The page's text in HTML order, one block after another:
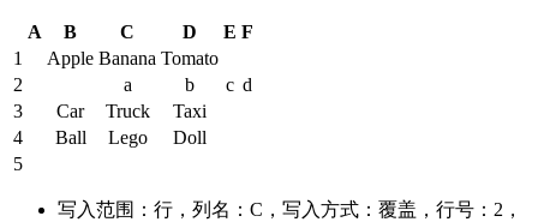
A B C D E F
1
Apple Banana Tomato
2
a b c d
3
Car Truck
Taxi
4
Ball Lego
Doll
5
写入范围：行，列名：C，写入方式：覆盖，行号：2，